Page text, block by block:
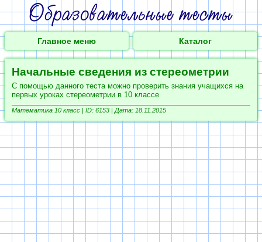
Главное меню Каталог
Начальные сведения из стереометрии
С помощью данного теста можно проверить знания учащихся на
первых уроках стереометрии в 10 классе
Математика 10 класс | ID: 6153 | Дата: 18.11.2015